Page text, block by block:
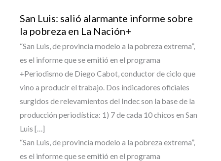
San Luis: salió alarmante informe sobre
la pobreza en La Nación+
“San Luis, de provincia modelo a la pobreza extrema”,
es el informe que se emitió en el programa
+Periodismo de Diego Cabot, conductor de ciclo que
vino a producir el trabajo. Dos indicadores oficiales
surgidos de relevamientos del Indec son la base de la
producción periodística: 1) 7 de cada 10 chicos en San
Luis […]
“San Luis, de provincia modelo a la pobreza extrema”,
es el informe que se emitió en el programa